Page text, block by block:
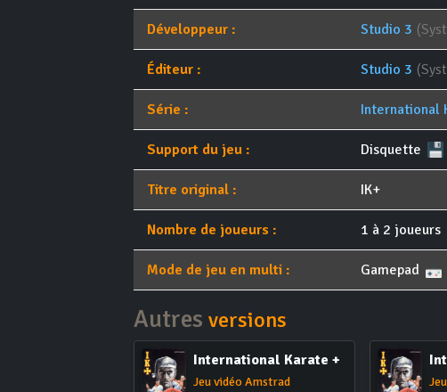
Développeur : Studio 3
Éditeur : Studio 3
Série : International
Support du jeu : Disquette
Titre original : IK+
Nombre de joueurs : 1 à 2 joueurs
Mode de jeu en multi : Gamepad
Autres versions
International Karate +
Jeu vidéo Amstrad